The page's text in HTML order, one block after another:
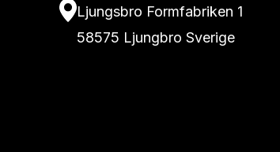
Ljungsbro Formfabriken 1
58575 Ljungbro Sverige